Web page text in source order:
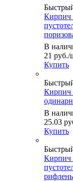
Кирпич
В
21 руб./
Купить
Кирпич
В
25.03
Купить
Кирпич